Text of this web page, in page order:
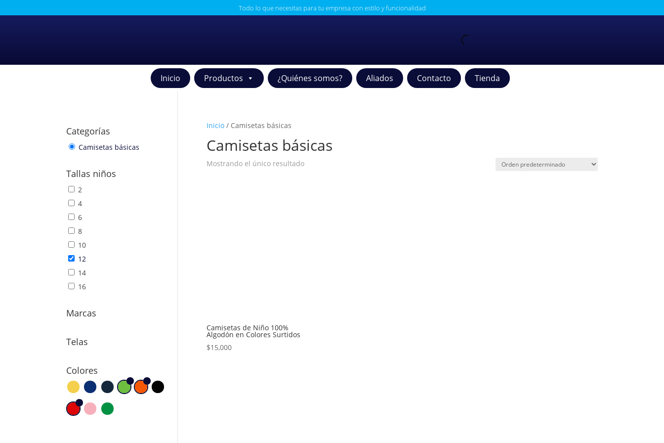
Todo lo que necesitas para tu empresa con estilo y funcionalidad
Inicio Productos ¿Quiénes somos? Aliados Contacto Tienda
Inicio/ Camisetas básicas
Camisetas básicas
Mostrando el único resultado
Camisetas de Niño 100%
Algodón en Colores Surtidos
$15,000
Categorías
Camisetas básicas
Tallas niños
2
4
6
8
10
12
14
16
Marcas
Telas
Colores